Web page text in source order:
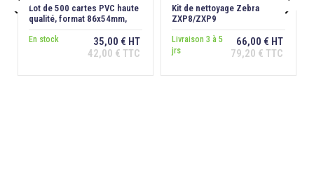

Lot de 500 cartes PVC haute
qualité, format 86x54mm,
En stock
35,00 € HT
42,00 € TTC
Kit de nettoyage Zebra
ZXP8/ZXP9
Livraison 3 à 5
jrs
66,00 € HT
79,20 € TTC
